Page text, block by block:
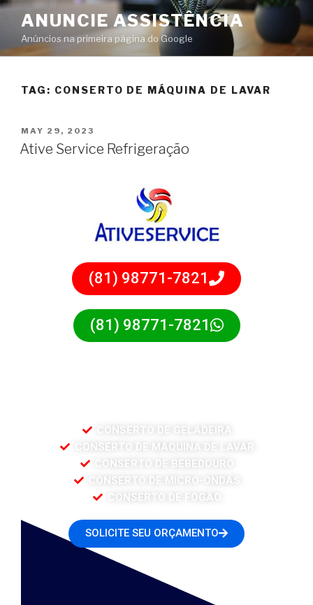
ANUNCIE ASSISTÊNCIA
Anúncios na primeira página do Google
TAG: CONSERTO DE MÁQUINA DE LAVAR
MAY 29, 2023
Ative Service Refrigeração
(81) 98771-7821
(81) 98771-7821
CONSERTO DE GELADEIRA
CONSERTO DE MÁQUINA DE LAVAR
CONSERTO DE BEBEDOURO
CONSERTO DE MICRO-ONDAS
CONSERTO DE FOGÂO
SOLICITE SEU ORÇAMENTO